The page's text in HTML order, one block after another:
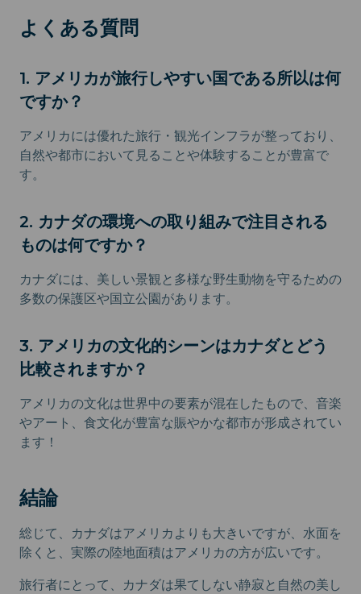
よくある質問
1. アメリカが旅行しやすい国である所以は何
ですか？
アメリカには優れた旅行・観光インフラが整っており、
自然や都市において見ることや体験することが豊富で
す。
2. カナダの環境への取り組みで注目される
ものは何ですか？
カナダには、美しい景観と多様な野生動物を守るための
多数の保護区や国立公園があります。
3. アメリカの文化的シーンはカナダとどう
比較されますか？
アメリカの文化は世界中の要素が混在したもので、音楽
やアート、食文化が豊富な賑やかな都市が形成されてい
ます！
結論
総じて、カナダはアメリカよりも大きいですが、水面を
除くと、実際の陸地面積はアメリカの方が広いです。
旅行者にとって、カナダは果てしない静寂と自然の美し